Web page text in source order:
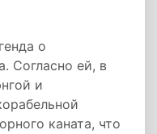
о
Согласно ей, в
и
каната, что